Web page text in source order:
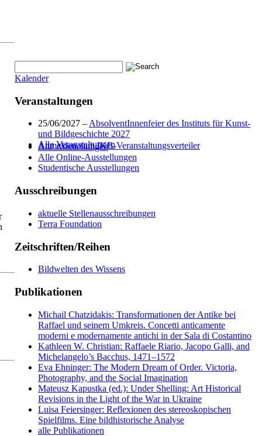
Kalender
Veranstaltungen
25/06/2027 –AbsolventInnenfeier des Instituts für Kunst-
und Bildgeschichte 2027
Alle Veranstaltungen
Anmelden zum IKB-Veranstaltungsverteiler
Alle Ausstellungen
Alle Online-Ausstellungen
Studentische Ausstellungen
Ausschreibungen
aktuelle Stellenausschreibungen
Terra Foundation
Zeitschriften/Reihen
Bildwelten des Wissens
Publikationen
Michail Chatzidakis: Transformationen der Antike bei
Raffael und seinem Umkreis. Concetti anticamente
moderni e modernamente antichi in der Sala di Costantino
Kathleen W. Christian: Raffaele Riario, Jacopo Galli, and
Michelangelo’s Bacchus, 1471–1572
Eva Ehninger: The Modern Dream of Order. Victoria,
Photography, and the Social Imagination
Mateusz Kapustka (ed.): Under Shelling: Art Historical
Revisions in the Light of the War in Ukraine
Luisa Feiersinger: Reflexionen des stereoskopischen
Spielfilms. Eine bildhistorische Analyse
alle Publikationen